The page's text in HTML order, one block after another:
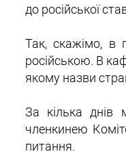
до російської
Так, скажімо, в
російською. В
якому назви
За кілька днів
членкинею
питання.